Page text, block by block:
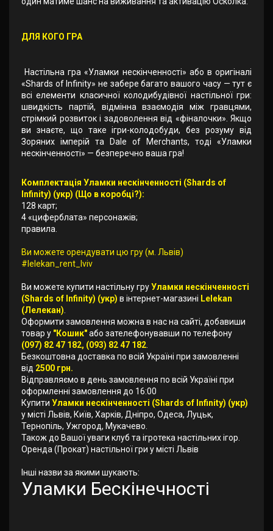
ДЛЯ КОГО ГРА
Настільна гра «Уламки нескінченності» або в оригіналі
«Shards of Infinity» не забере багато вашого часу — тут є
всі елементи класичної колодибудівної настільної гри:
швидкість партій, відмінна взаємодія між гравцями,
стрімкий розвиток і задоволення від «фіналочки». Якщо
ви знаєте, що таке ігри-колодобуди, без розуму від
Зоряних імперій та Dale of Merchants, тоді «Уламки
нескінченності» — безперечно ваша гра!
Комплектація Уламки нескінченності (Shards of
Infinity) (укр) (Що в коробці?):
128 карт;
4 «циферблата» персонажів;
правила.
Ви можете орендувати цю гру (м. Львів)
#lelekan_rent_lviv
Ви можете купити настільну груУламки нескінченності
(Shards of Infinity) (укр) в інтернет-магазині Lelekan
(Лелекан)
Оформити замовлення можна в нас на сайті, добавиши
товар у "Кошик"або зателефонувавши по телефону
(097) 82 47 182, (093) 82 47 182
Безкоштовна доставка по всій Україні при замовленні
від 2500 грн.
Відправляємо в день замовлення по всій Україні при
оформленні замовлення до 16:00
Купити Уламки нескінченності (Shards of Infinity) (укр)
у місті Львів, Київ, Харків, Дніпро, Одеса, Луцьк,
Тернопіль, Ужгород, Мукачево.
Також до Вашої уваги клуб та ігротека настільних ігор.
Оренда (Прокат) настільної гри у місті Львів
Інші назви за якими шукають:
Уламки Бескінечності